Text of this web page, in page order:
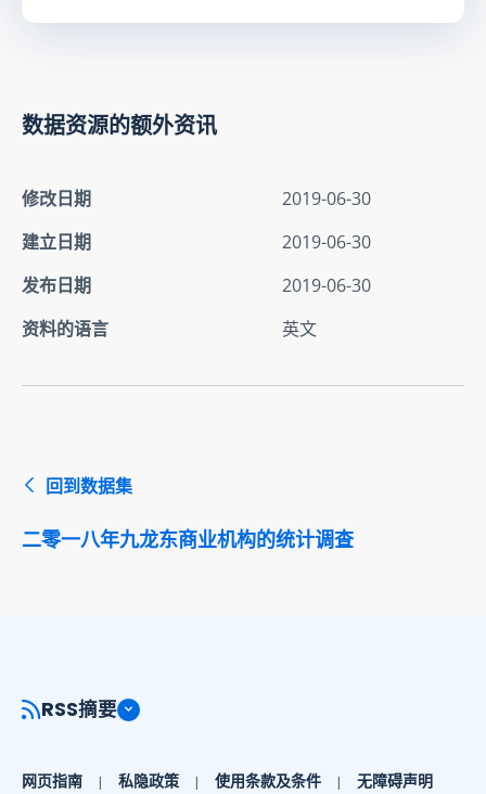
数据资源的额外资讯
修改日期
2019-06-30
建立日期
2019-06-30
发布日期
2019-06-30
资料的语言
英文
回到数据集
二零一八年九龙东商业机构的统计调查
RSS摘要
网页指南 私隐政策 使用条款及条件 无障碍声明